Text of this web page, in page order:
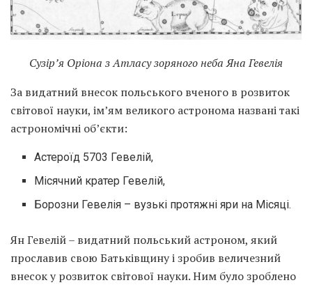
Сузір’я Оріона з Атласу зоряного неба Яна Гевелія
За видатний внесок польського вченого в розвиток
світової науки, ім’ям великого астронома названі такі
астрономічні об’єкти:
Астероїд 5703 Гевелій,
Місячний кратер Гевелій,
Борозни Гевелія – вузькі протяжні яри на Місяці.
Ян Гевелій – видатний польський астроном, який
прославив свою Батьківщину і зробив величезний
внесок у розвиток світової науки. Ним було зроблено